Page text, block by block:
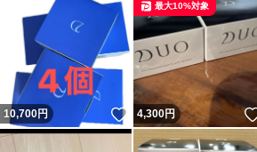
10,700円 いいね！
4,300円
最大10%対象